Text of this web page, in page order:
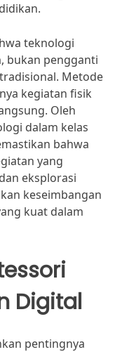
teknologi
bukan pengganti
Metode
kegiatan fisik
Oleh
dalam kelas
bahwa
yang
eksplorasi
keseimbangan
kuat dalam
Digital
pentingnya